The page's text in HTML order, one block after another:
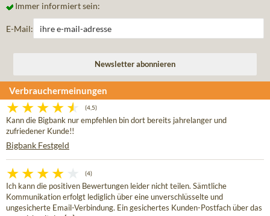
Immer informiert sein:
E-Mail:
Verbrauchermeinungen
(4,5)
Kann die Bigbank nur empfehlen bin dort bereits jahrelanger und
zufriedener Kunde!!
Bigbank Festgeld
(4)
Ich kann die positiven Bewertungen leider nicht teilen. Sämtliche
Kommunikation erfolgt lediglich über eine unverschlüsselte und
ungesicherte Email-Verbindung. Ein gesichertes Kunden-Postfach über das